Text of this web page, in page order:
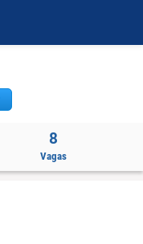
8
Vagas